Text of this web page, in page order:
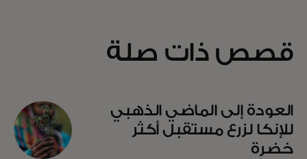
قصص ذات صلة
العودة إلى الماضي الذهبي
للإنكا لزرع مستقبل أكثر
خضرة